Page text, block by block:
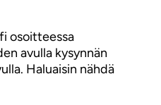
osoitteessa
avulla kysynnän
Haluaisin nähdä